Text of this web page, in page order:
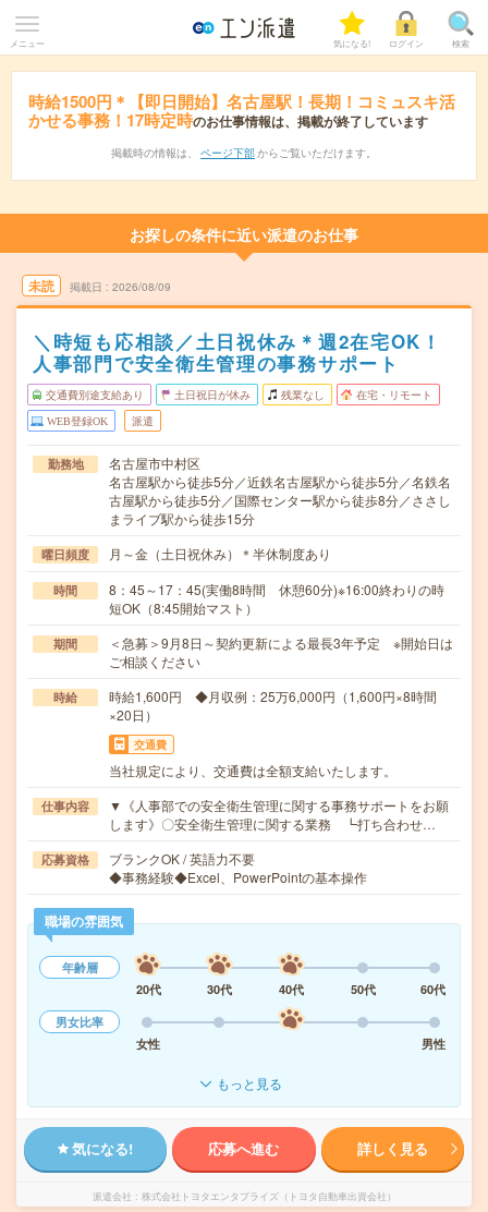
メニュー 気になる! ログイン 検索
時給1500円＊【即日開始】名古屋駅！長期！コミュスキ活
かせる事務！17時定時のお仕事情報は、掲載が終了しています
掲載時の情報は、 ページ下部 からご覧いただけます。
お探しの条件に近い派遣のお仕事
未読 掲載日 2026/08/09
＼時短も応相談／土日祝休み＊週2在宅OK！
人事部門で安全衛生管理の事務サポート
交通費別途支給あり 土日祝日が休み 残業なし 在宅・リモート
WEB登録OK 派遣
勤務地
名古屋市中村区
名古屋駅から徒歩5分／近鉄名古屋駅から徒歩5分／名鉄名
古屋駅から徒歩5分／国際センター駅から徒歩8分／ささし
まライブ駅から徒歩15分
曜日頻度 月～金（土日祝休み）＊半休制度あり
時間
8：45～17：45(実働8時間 休憩60分)※16:00終わりの時
短OK（8:45開始マスト）
期間
＜急募＞9月8日～契約更新による最長3年予定 ※開始日は
ご相談ください
時給
時給1,600円 ◆月収例：25万6,000円（1,600円×8時間
×20日）
交通費
当社規定により、交通費は全額支給いたします。
仕事内容
▼《人事部での安全衛生管理に関する事務サポートをお願
します》〇安全衛生管理に関する業務 ┗打ち合わせ…
応募資格
ブランクOK / 英語力不要
◆事務経験◆Excel、PowerPointの基本操作
職場の雰囲気
年齢層
20代
30代 40代 50代
60代
男女比率
女性
男性
もっと見る
気になる! 応募へ進む 詳しく見る
派遣会社 株式会社トヨタエンタプライズ（トヨタ自動車出資会社）